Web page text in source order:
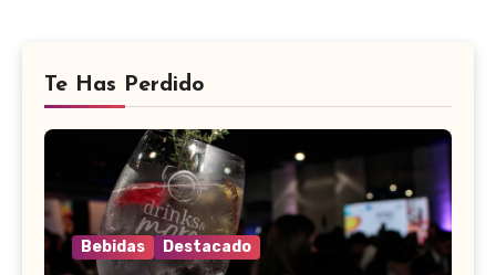
Te Has Perdido
Bebidas Destacado